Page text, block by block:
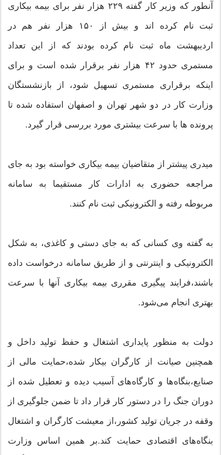
آنطور که وزیر کار گفته ۲۲۹ هزار نفر برای بیمه بیکاری
ثبت نام کرده اند و بیش از ۱۵۰ هزار نفر هم در
اردیبهشت ماه ثبت نام کرده بودند که از این تعداد
مستمری حدود ۴۲ هزار نفر برقرار شده است و برای
اینکه برقراری مستمری تسهیل شود، از بازنشستگان
وزارت کار در دو شهر تهران و اصفهان استفاده شده تا
پرونده ها با سرعت بیشتری مورد بررسی قرار گیرد.
میدری پیشتر از متقاضیان بیمه بیکاری خواسته بود به جای
مراجعه حضوری به ادارات کار مستقیما به سامانه
مربوطه رفته و الکترونیکی ثبت نام کنند.
به گفته وی کسانی که به جای دستی و کاغذی، به شکل
الکترونیکی و اینترنتی و از طریق سامانه درخواست داده
باشند،فرایند پیگیری مقرری بیمه بیکاری آنها با سرعت
بهتری انجام می‌شود.
دولت به منظور پایداری اشتغال و حفظ تولید داخل و
همچنین صیانت از کارگران بیکار شده،حمایت مالی از
صنایع،بنگاه‌ها و کارگاه‌های آسیب دیده و تعطیل شده از
دوران جنگ را در دستور کار قرار داد تا ضمن جلوگیری از
وقفه در جریان تولید کشور،از معیشت کارگران و اشتغال
بنگاه‌های اقتصادی حمایت کند.بر همین اساس وزارت